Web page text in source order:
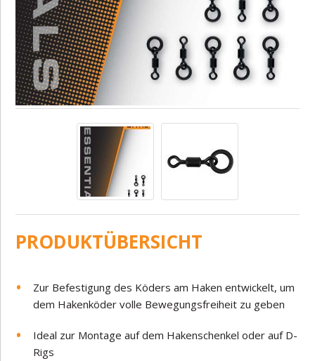
PRODUKTÜBERSICHT
Zur Befestigung des Köders am Haken entwickelt, um
dem Hakenköder volle Bewegungsfreiheit zu geben
Ideal zur Montage auf dem Hakenschenkel oder auf D-
Rigs